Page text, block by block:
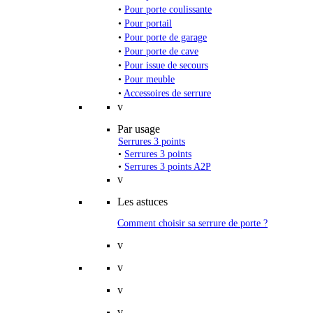
• Pour porte coulissante
• Pour portail
• Pour porte de garage
• Pour porte de cave
• Pour issue de secours
• Pour meuble
• Accessoires de serrure
v
Par usage
Serrures 3 points
• Serrures 3 points
• Serrures 3 points A2P
v
Les astuces
Comment choisir sa serrure de porte ?
v
v
v